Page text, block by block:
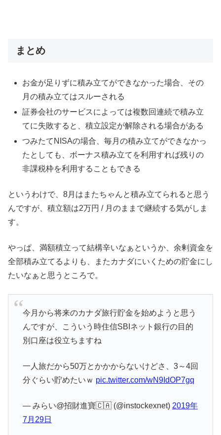
まとめ
お金が足りずに積み立てができなかった場合、その
月の積み立てはスルーされる
証券会社のサービスによっては複数回連続で積み立
てに失敗すると、積立設定が解除される場合がある
つみたてNISAの場合、毎月の積み立てができなかっ
たとしても、ボーナス積み立てを利用すれば残りの
非課税枠を利用することもできる
というわけで、8月はまたちゃんと積み立てられると思う
んですが、積立額は2万円 / 月のままで継続する気がしま
す。
やっぱ、満額積立って結構辛いなぁというか、余剰資金を
全部積み立てるよりも、またカナダにいくための貯金にし
たいなぁと思うところで。
今月から将来のカナダ旅行貯金を始めようと思う
んですが、こういう時住信SBIネット銀行の目的
別口座は役立ちますね
一人旅だから50万とかかからないけどさ、3～4回
分ぐらい貯めたいｗ pic.twitter.com/wN9IdOP7gq
— みらい@招財進寶🇨🇦 (@instockexnet) 2019年
7月29日